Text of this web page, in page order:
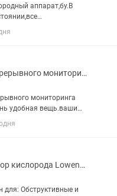
аппарат,бу.В
есть.Срочно нужны
Датчик непрерывного мониторинга глюкозы Ottai.
мониторинга
удобная вещь.ваши
от
постоянно
каждые 3 минуты.
Концентратор кислорода Lowenstein Medical Prisma 30ST
для: Обструктивные и